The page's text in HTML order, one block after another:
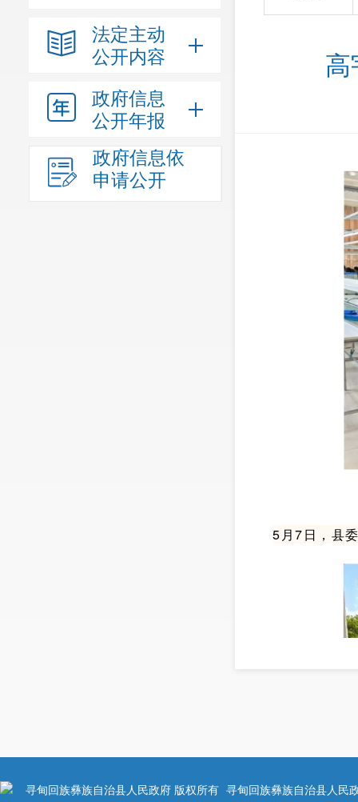
法定主动
公开内容
政府信息
公开年报
政府信息依
申请公开
高
5月7日，县
寻甸回族彝族自治县人民政府 版权所有 寻甸回族彝族自治县人民